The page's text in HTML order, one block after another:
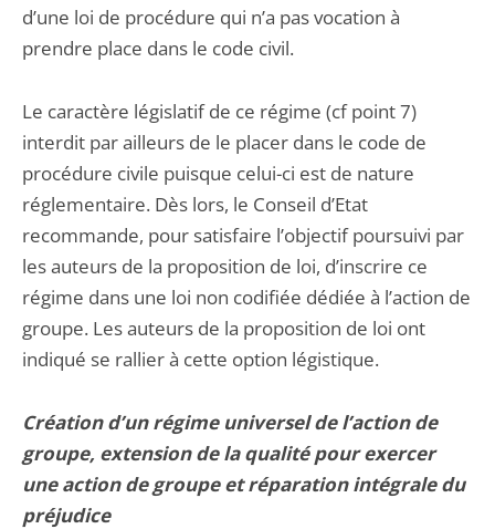
d’une loi de procédure qui n’a pas vocation à
prendre place dans le code civil.
Le caractère législatif de ce régime (cf point 7)
interdit par ailleurs de le placer dans le code de
procédure civile puisque celui-ci est de nature
réglementaire. Dès lors, le Conseil d’Etat
recommande, pour satisfaire l’objectif poursuivi par
les auteurs de la proposition de loi, d’inscrire ce
régime dans une loi non codifiée dédiée à l’action de
groupe. Les auteurs de la proposition de loi ont
indiqué se rallier à cette option légistique.
Création d’un régime universel de l’action de
groupe, extension de la qualité pour exercer
une action de groupe et réparation intégrale du
préjudice